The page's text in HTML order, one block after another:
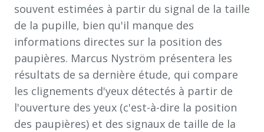
souvent estimées à partir du signal de la taille
de la pupille, bien qu'il manque des
informations directes sur la position des
paupières. Marcus Nyström présentera les
résultats de sa dernière étude, qui compare
les clignements d'yeux détectés à partir de
l'ouverture des yeux (c'est-à-dire la position
des paupières) et des signaux de taille de la